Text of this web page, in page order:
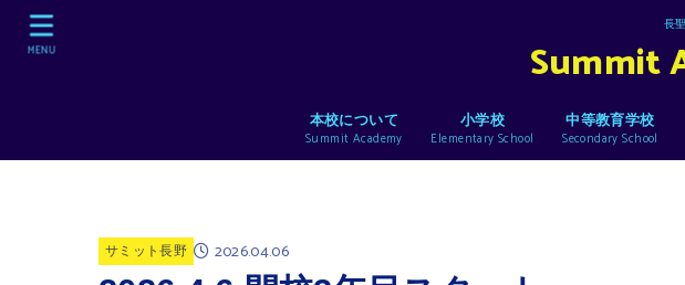
長
Summit
本校について
Summit Academy
小学校
Elementary School
中等教育学校
Secondary School
MENU
サミット長野 2026.04.06